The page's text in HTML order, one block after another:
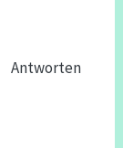
Antworten